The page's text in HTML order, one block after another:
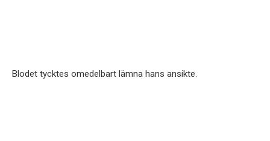
Blodet tycktes omedelbart lämna hans ansikte.